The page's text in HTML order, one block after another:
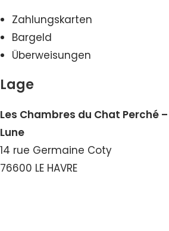
Zahlungskarten
Bargeld
Überweisungen
Lage
Les Chambres du Chat Perché
Lune
14 rue Germaine Coty
76600 LE HAVRE